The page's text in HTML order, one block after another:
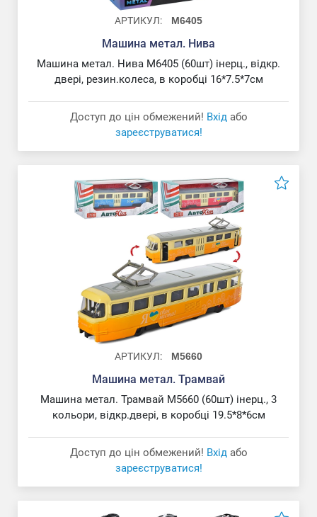
АРТИКУЛ: M6405
Машина метал. Нива
Машина метал. Нива M6405 (60шт) інерц., відкр.
двері, резин.колеса, в коробці 16*7.5*7см
Доступ до цін обмежений! Вхід або
зареєструватися!
АРТИКУЛ: M5660
Машина метал. Трамвай
Машина метал. Трамвай M5660 (60шт) інерц., 3
кольори, відкр.двері, в коробці 19.5*8*6см
Доступ до цін обмежений! Вхід або
зареєструватися!